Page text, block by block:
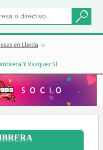
en Lleida
Y Vazquez Sl